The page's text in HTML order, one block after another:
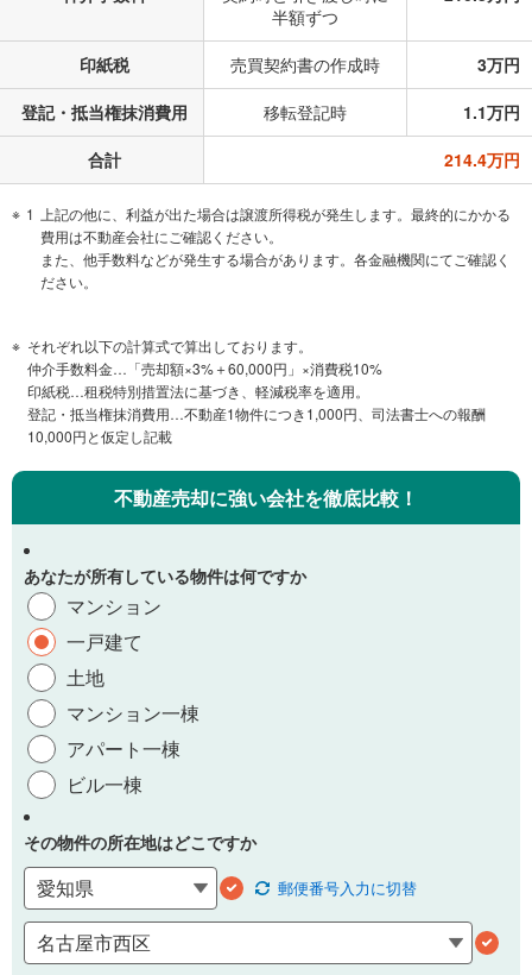
半額ずつ
印紙税 売買契約書の作成時
3万円
登記・抵当権抹消費用
移転登記時
1.1万円
合計
214.4万円
1
上記の他に、利益が出た場合は譲渡所得税が発生します。最終的にかかる
費用は不動産会社にご確認ください。
また、他手数料などが発生する場合があります。各金融機関にてご確認く
ださい。
それぞれ以下の計算式で算出しております。
仲介手数料金…「売却額×3%＋60,000円」×消費税10%
印紙税…租税特別措置法に基づき、軽減税率を適用。
登記・抵当権抹消費用…不動産1物件につき1,000円、司法書士への報酬
10,000円と仮定し記載
不動産売却に強い会社を徹底比較！
あなたが所有している物件は何ですか
マンション
一戸建て
土地
マンション一棟
アパート一棟
ビル一棟
その物件の所在地はどこですか
郵便番号入力に切替